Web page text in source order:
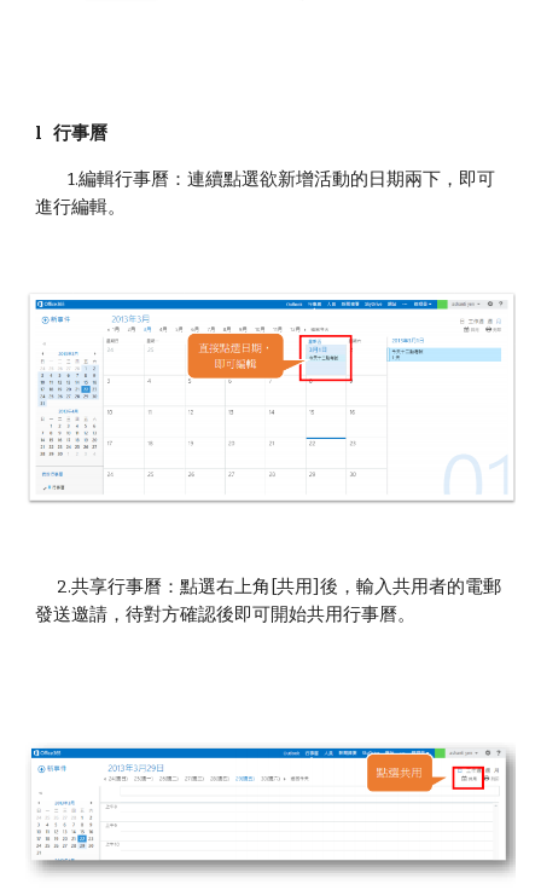
l 行事曆
1.編輯行事曆：連續點選欲新增活動的日期兩下，即可
進行編輯。
2.共享行事曆：點選右上角[共用]後，輸入共用者的電郵
發送邀請，待對方確認後即可開始共用行事曆。